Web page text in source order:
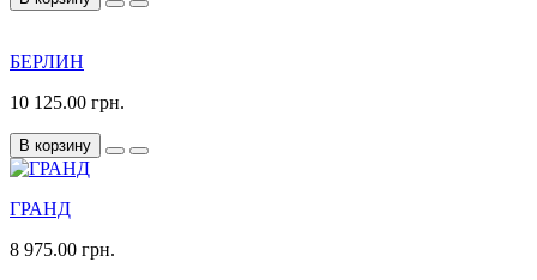
БЕРЛИН
10 125.00 грн.
В корзину
ГРАНД
8 975.00 грн.